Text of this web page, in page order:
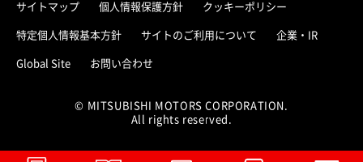
サイトマップ 個人情報保護方針 クッキーポリシー
特定個人情報基本方針 サイトのご利用について 企業・IR（別ウィ
Global Site（別ウィンドウで開く）
お問い合わせ
© MITSUBISHI MOTORS CORPORATION.
All rights reserved.